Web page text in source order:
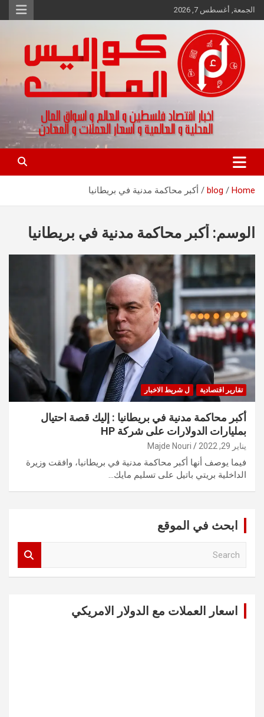
Skip
to
الجمعة, أغسطس 7, 2026
كواليس المال
اخبار اقتصاد فلسطين و العالم و تقارير اسواق المال و العملات
Home
blog أكبر محاكمة مدنية في بريطانيا
الوسم: أكبر محاكمة مدنية في بريطانيا
تقارير اقتصادية ل شريط الاخبار
أكبر محاكمة مدنية في بريطانيا : إليك قصة احتيال
بمليارات الدولارات على شركة HP
يناير 29, 2022 Majde Nouri
فيما يوصف أنها أكبر محاكمة مدنية في بريطانيا، وافقت وزيرة
الداخلية بريتي باتيل على تسليم مايك…
ابحث في الموقع
اسعار العملات مع الدولار الامريكي